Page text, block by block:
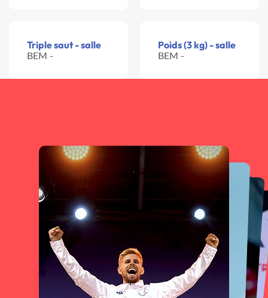
Triple saut - salle
BEM -
Poids (3 kg) - salle
BEM -